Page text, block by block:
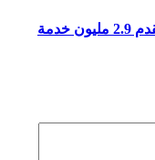
المركز السعودي للتنافسية والأعمال يقدم 2.9 مليون خدمة